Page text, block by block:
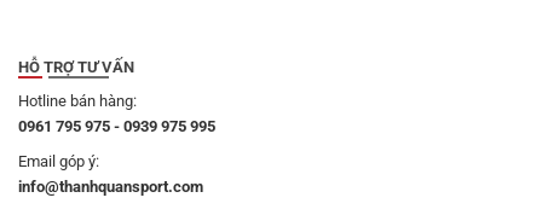
HỖ TRỢ TƯ VẤN
Hotline bán hàng:
0961 795 975 - 0939 975 995
Email góp ý:
info@thanhquansport.com